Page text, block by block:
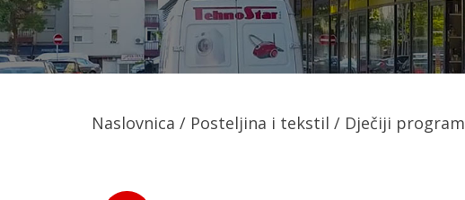
Naslovnica / Posteljina i tekstil / Dječiji program